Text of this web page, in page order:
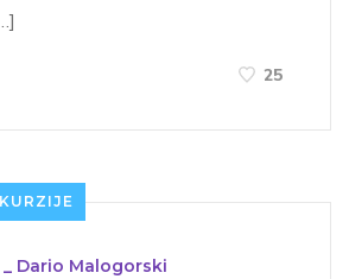
25
_ Dario Malogorski